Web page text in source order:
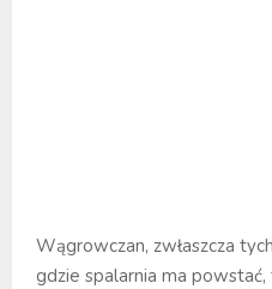
Wągrowczan, zwłaszcza
gdzie spalarnia ma